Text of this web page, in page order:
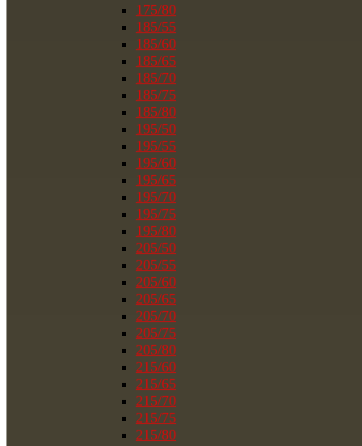
175/80
185/55
185/60
185/65
185/70
185/75
185/80
195/50
195/55
195/60
195/65
195/70
195/75
195/80
205/50
205/55
205/60
205/65
205/70
205/75
205/80
215/60
215/65
215/70
215/75
215/80